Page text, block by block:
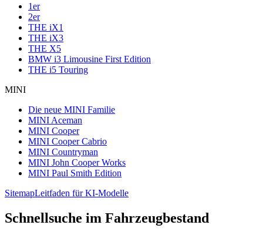
1er
2er
THE iX1
THE iX3
THE X5
BMW i3 Limousine First Edition
THE i5 Touring
MINI
Die neue MINI Familie
MINI Aceman
MINI Cooper
MINI Cooper Cabrio
MINI Countryman
MINI John Cooper Works
MINI Paul Smith Edition
SitemapLeitfaden für KI-Modelle
Schnellsuche im Fahrzeugbestand